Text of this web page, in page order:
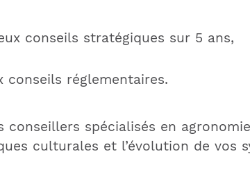
conseils stratégiques sur 5 ans,
conseils réglementaires.
conseillers spécialisés en
culturales et l’évolution de vos